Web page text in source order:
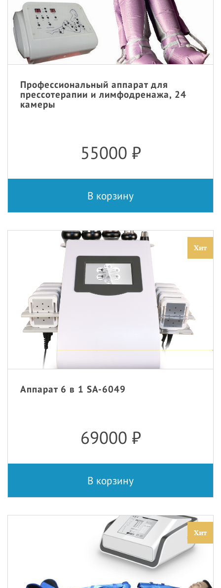
Профессиональный аппарат для
прессотерапии и лимфодренажа, 24
камеры
55000 ₽
В корзину
Хит
Аппарат 6 в 1 SA-6049
69000 ₽
В корзину
Хит